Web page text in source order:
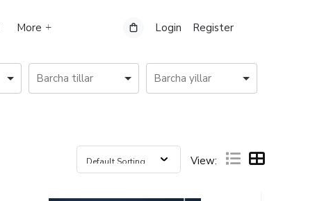
More Login Register
View: